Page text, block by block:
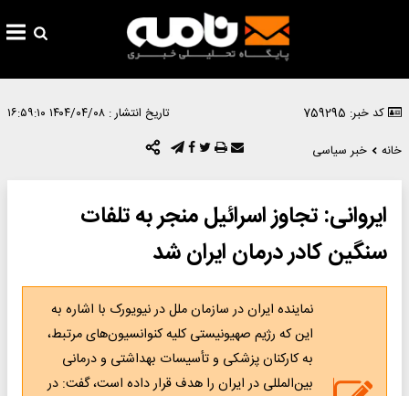
کد خبر: 759295 تاریخ انتشار : ۱۴۰۴/۰۴/۰۸ ۱۶:۵۹:۱۰
خانه
خبر سیاسی
ایروانی: تجاوز اسرائیل منجر به تلفات
سنگین کادر درمان ایران شد
نماینده ایران در سازمان ملل در نیویورک با اشاره به
این که رژیم صهیونیستی کلیه کنوانسیون‌های مرتبط،
به‌ کارکنان پزشکی و تأسیسات بهداشتی و درمانی
بین‌المللی در ایران را هدف قرار داده است، گفت: در